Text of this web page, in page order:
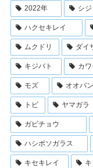
2022年 シ
ハクセキレイ
ムクドリ ダイ
キジバト カワ
モズ オオバン
トビ ヤマガラ
ガビチョウ
ハシボソガラス
キセキレイ